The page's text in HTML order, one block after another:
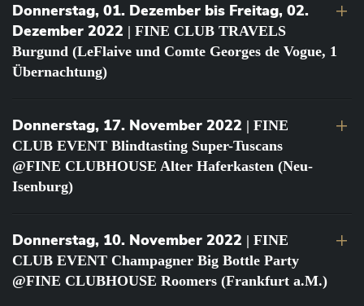
Donnerstag, 01. Dezember bis Freitag, 02.
Dezember 2022 | FINE CLUB TRAVELS
Burgund (LeFlaive und Comte Georges de Vogue, 1
Übernachtung)
Donnerstag, 17. November 2022 | FINE
CLUB EVENT Blindtasting Super-Tuscans
@FINE CLUBHOUSE Alter Haferkasten (Neu-
Isenburg)
Donnerstag, 10. November 2022 | FINE
CLUB EVENT Champagner Big Bottle Party
@FINE CLUBHOUSE Roomers (Frankfurt a.M.)